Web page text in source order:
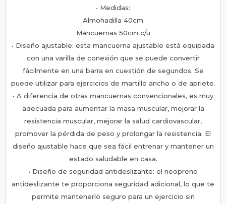
• Medidas:
Almohadilla 40cm
Mancuernas 50cm c/u
• Diseño ajustable: esta mancuerna ajustable está equipada
con una varilla de conexión que se puede convertir
fácilmente en una barra en cuestión de segundos. Se
puede utilizar para ejercicios de martillo ancho o de apriete.
• A diferencia de otras mancuernas convencionales, es muy
adecuada para aumentar la masa muscular, mejorar la
resistencia muscular, mejorar la salud cardiovascular,
promover la pérdida de peso y prolongar la resistencia. El
diseño ajustable hace que sea fácil entrenar y mantener un
estado saludable en casa.
• Diseño de seguridad antideslizante: el neopreno
antideslizante te proporciona seguridad adicional, lo que te
permite mantenerlo seguro para un ejercicio sin